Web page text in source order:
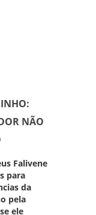
NÃO
Falivene
para
da
pela
ele